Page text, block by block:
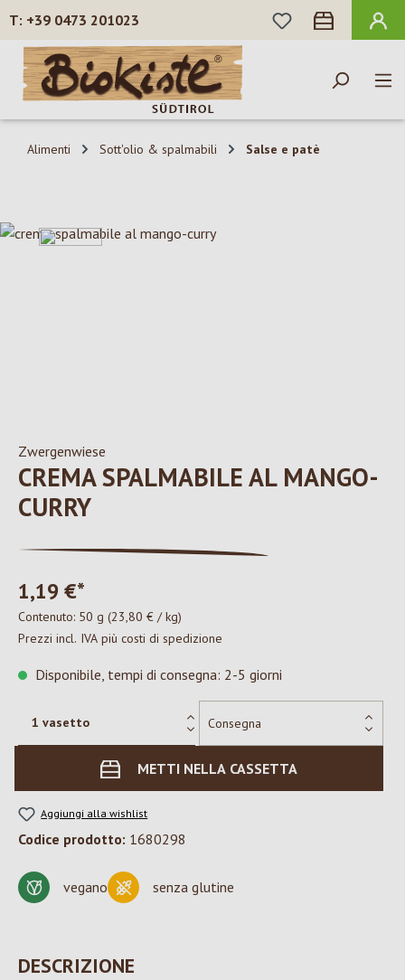
Passa al contenuto principale
+39 0473 201023
HAI 0 ARTICOLI
Alimenti Sott'olio & spalmabili Salse e patè
Salta la galleria di immagini
Zwergenwiese
CREMA SPALMABILE AL MANGO-
CURRY
1,19 €*
Contenuto: 50 g (23,80 € / kg)
Prezzi incl. IVA più costi di spedizione
Disponibile, tempi di consegna: 2-5 giorni
METTI NELLA CASSETTA
Aggiungi alla wishlist
Codice prodotto: 1680298
vegano senza glutine
DESCRIZIONE